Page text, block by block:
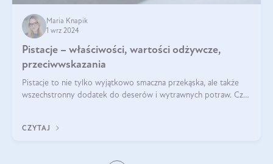
Maria Knapik
1 wrz 2024
Pistacje – właściwości, wartości odżywcze,
przeciwwskazania
Pistacje to nie tylko wyjątkowo smaczna przekąska, ale także
wszechstronny dodatek do deserów i wytrawnych potraw. Czy
CZYTAJ